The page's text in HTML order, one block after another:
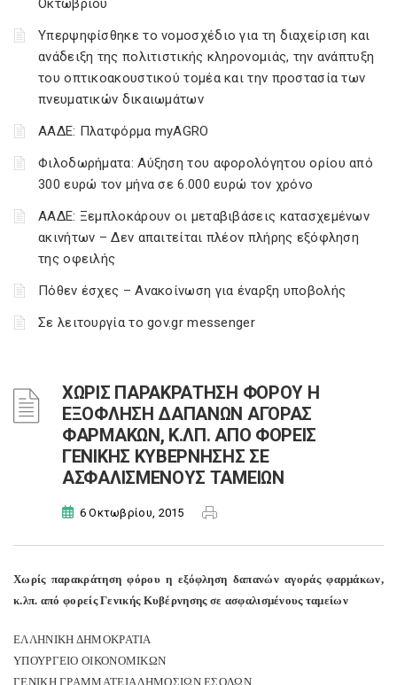
Οκτωβρίου
Υπερψηφίσθηκε το νομοσχέδιο για τη διαχείριση και
ανάδειξη της πολιτιστικής κληρονομιάς, την ανάπτυξη
του οπτικοακουστικού τομέα και την προστασία των
πνευματικών δικαιωμάτων
ΑΑΔΕ: Πλατφόρμα myAGRO
Φιλοδωρήματα: Αύξηση του αφορολόγητου ορίου από
300 ευρώ τον μήνα σε 6.000 ευρώ τον χρόνο
ΑΑΔΕ: Ξεμπλοκάρουν οι μεταβιβάσεις κατασχεμένων
ακινήτων – Δεν απαιτείται πλέον πλήρης εξόφληση
της οφειλής
Πόθεν έσχες – Ανακοίνωση για έναρξη υποβολής
Σε λειτουργία το gov.gr messenger
ΧΩΡΙΣ ΠΑΡΑΚΡΑΤΗΣΗ ΦΟΡΟΥ Η
ΕΞΟΦΛΗΣΗ ΔΑΠΑΝΩΝ ΑΓΟΡΑΣ
ΦΑΡΜΑΚΩΝ, Κ.ΛΠ. ΑΠΟ ΦΟΡΕΙΣ
ΓΕΝΙΚΗΣ ΚΥΒΕΡΝΗΣΗΣ ΣΕ
ΑΣΦΑΛΙΣΜΕΝΟΥΣ ΤΑΜΕΙΩΝ
6 Οκτωβρίου, 2015
Xωρίς παρακράτηση φόρου η εξόφληση δαπανών αγοράς φαρμάκων,
κ.λπ. από φορείς Γενικής Κυβέρνησης σε ασφαλισμένους ταμείων
ΕΛΛΗΝΙΚΗ ΔΗΜΟΚΡΑΤΙΑ
ΥΠΟΥΡΓΕΙΟ ΟΙΚΟΝΟΜΙΚΩΝ
ΓΕΝΙΚΗ ΓΡΑΜΜΑΤΕΙΑ ΔΗΜΟΣΙΩΝ ΕΣΟΔΩΝ